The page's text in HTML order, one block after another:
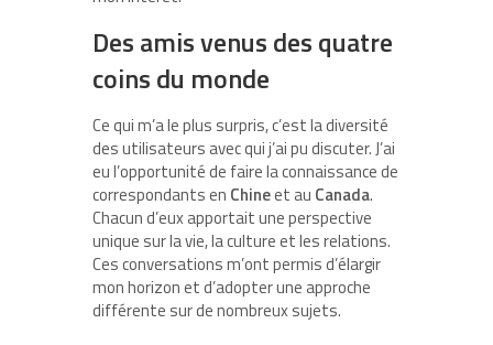
Des amis venus des quatre
coins du monde
Ce qui m’a le plus surpris, c’est la diversité
des utilisateurs avec qui j’ai pu discuter. J’ai
eu l’opportunité de faire la connaissance de
correspondants en Chineet au Canada.
Chacun d’eux apportait une perspective
unique sur la vie, la culture et les relations.
Ces conversations m’ont permis d’élargir
mon horizon et d’adopter une approche
différente sur de nombreux sujets.